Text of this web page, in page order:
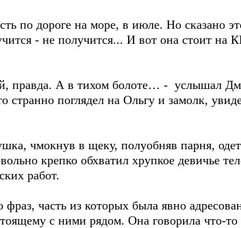
по дороге на море, в июле. Но сказано
- не получится... И вот она стоит на
правда. А в тихом болоте… - услышал
странно поглядел на Ольгу и замолк,
чмокнув в щеку, полуобняв парня,
крепко обхватил хрупкое девичье
работ.
часть из которых была явно
с ними рядом. Она говорила что-